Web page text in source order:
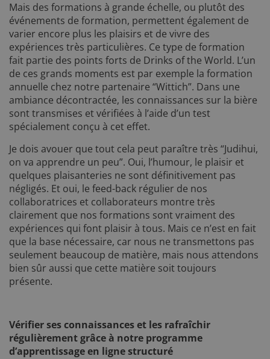
Mais des formations à grande échelle, ou plutôt des
événements de formation, permettent également de
varier encore plus les plaisirs et de vivre des
expériences très particulières. Ce type de formation
fait partie des points forts de Drinks of the World. L’un
de ces grands moments est par exemple la formation
annuelle chez notre partenaire “Wittich”. Dans une
ambiance décontractée, les connaissances sur la bière
sont transmises et vérifiées à l’aide d’un test
spécialement conçu à cet effet.
Je dois avouer que tout cela peut paraître très “Judihui,
on va apprendre un peu”. Oui, l’humour, le plaisir et
quelques plaisanteries ne sont définitivement pas
négligés. Et oui, le feed-back régulier de nos
collaboratrices et collaborateurs montre très
clairement que nos formations sont vraiment des
expériences qui font plaisir à tous. Mais ce n’est en fait
que la base nécessaire, car nous ne transmettons pas
seulement beaucoup de matière, mais nous attendons
bien sûr aussi que cette matière soit toujours
présente.
Vérifier ses connaissances et les rafraîchir
régulièrement grâce à notre programme
d’apprentissage en ligne structuré